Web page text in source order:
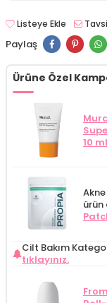
Listeye Ekle
Paylaş
Ürüne Özel
10
ürün
Cilt Bakım
tıklayınız.